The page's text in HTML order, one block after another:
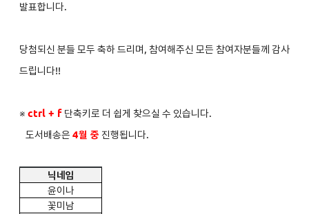
발표합니다.
당첨되신 분들 모두 축하 드리며, 참여해주신 모든 참여자분들께 감사
드립니다!!
※ ctrl + f 단축키로 더 쉽게 찾으실 수 있습니다.
도서배송은 4월 중 진행됩니다.
닉네임
윤이나
꽃미남